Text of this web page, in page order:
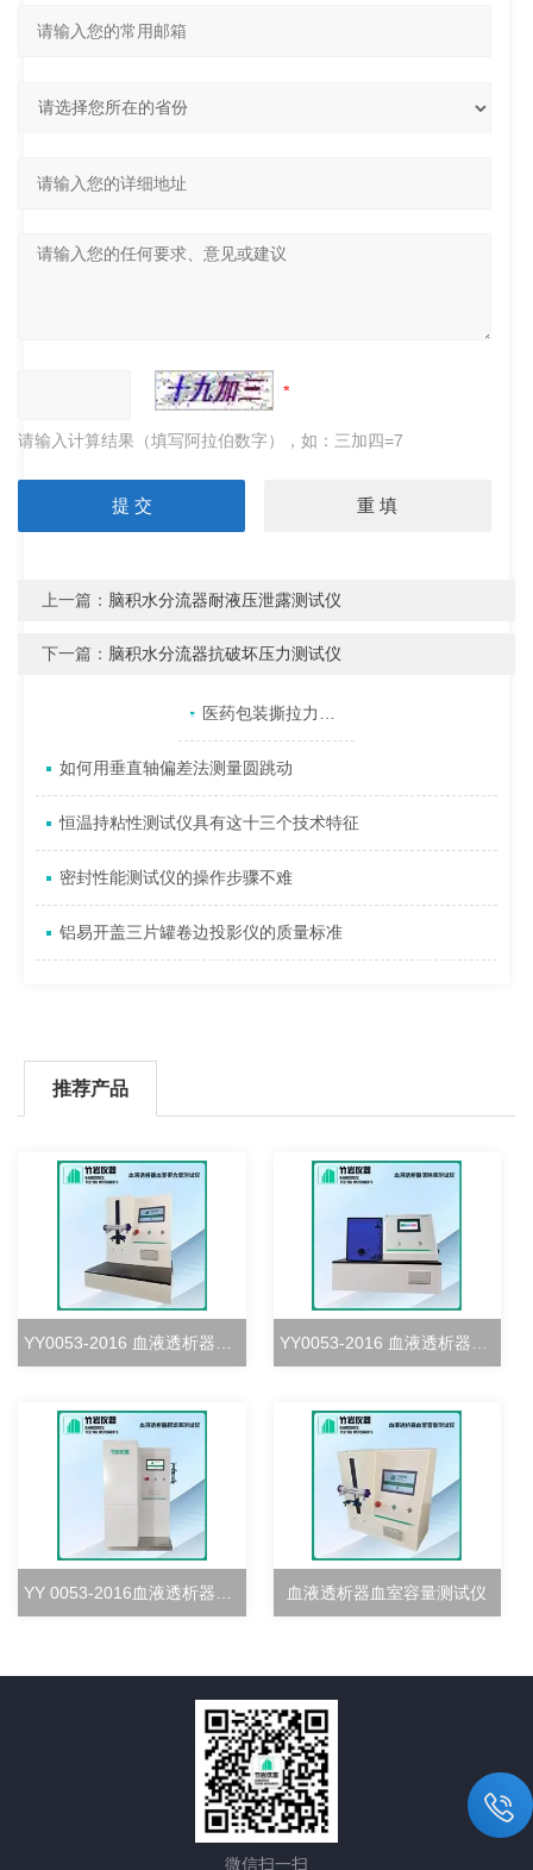
请输入计算结果（填写阿拉伯数字），如：三加四=7
上一篇： 脑积水分流器耐液压泄露测试仪
下一篇： 脑积水分流器抗破坏压力测试仪
相关文章 医药包装撕拉力测试仪的数据分析方法及其重要性
如何用垂直轴偏差法测量圆跳动
恒温持粘性测试仪具有这十三个技术特征
密封性能测试仪的操作步骤不难
铝易开盖三片罐卷边投影仪的质量标准
推荐产品
YY0053-2016 血液透析器血室密合度测试仪 YY0053-2016 血液透析器清除率测试仪
YY 0053-2016血液透析器超滤率测试仪 血液透析器血室容量测试仪
微信扫一扫